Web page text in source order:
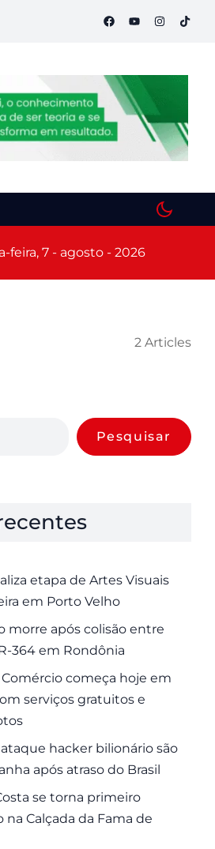
do Comércio começa hoje em Porto
feira, 7 - agosto - 2026
2 Articles
Pesquisar
etapa de Artes Visuais
em Porto Velho
morre após colisão entre
364 em Rondônia
Comércio começa hoje em
serviços gratuitos e
hacker bilionário são
após atraso do Brasil
se torna primeiro
na Calçada da Fama de